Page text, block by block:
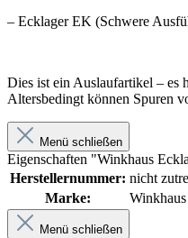
– Ecklager EK (Schwere
Dies ist ein Auslaufartikel – es
Altersbedingt können Spuren
Menü schließen
Eigenschaften "Winkhaus
Herstellernummer: nicht
Marke:
Winkhaus
Menü schließen